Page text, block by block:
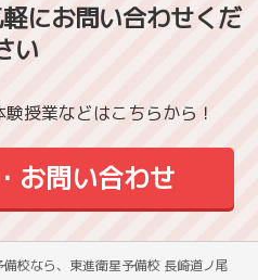
にお問い合わせくだ
い
授業などはこちらから！
お問い合わせ
校なら、東進衛星予備校 長崎道ノ尾